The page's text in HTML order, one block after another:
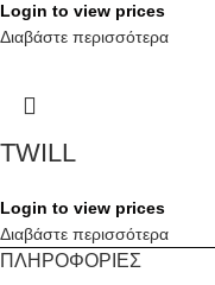
Login to view prices
Διαβάστε περισσότερα
TWILL
Login to view prices
Διαβάστε περισσότερα
ΠΛΗΡΟΦΟΡΙΕΣ